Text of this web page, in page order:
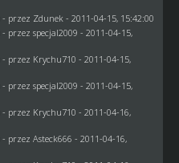
- przez Zdunek - 2011-04-15, 15:42:00
- przez specjal2009 - 2011-04-15,
- przez Krychu710 - 2011-04-15,
- przez specjal2009 - 2011-04-15,
- przez Krychu710 - 2011-04-16,
- przez Asteck666 - 2011-04-16,